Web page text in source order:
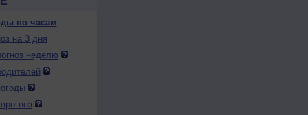
по часам
на 3 дня
неделю